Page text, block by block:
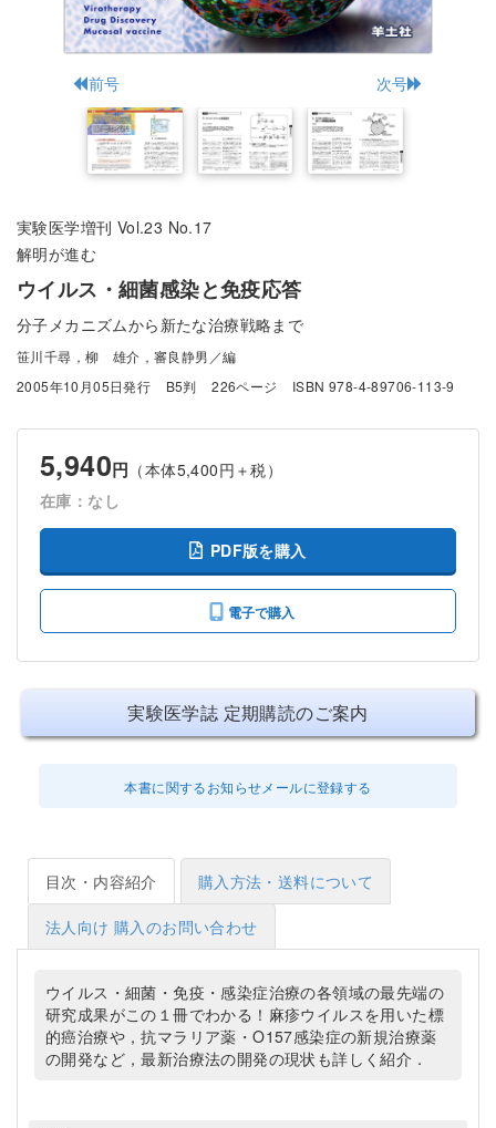
前号 次号
実験医学増刊 Vol.23 No.17
解明が進む
ウイルス・細菌感染と免疫応答
分子メカニズムから新たな治療戦略まで
笹川千尋，柳 雄介，審良静男／編
2005年10月05日発行
B5判 226ページ ISBN 978-4-89706-113-9
5,940円 （本体5,400円＋税）
在庫：なし
PDF版を購入
電子で購入
実験医学誌 定期購読のご案内
本書に関するお知らせメールに登録する
目次・内容紹介 購入方法・送料について
法人向け 購入のお問い合わせ
ウイルス・細菌・免疫・感染症治療の各領域の最先端の
研究成果がこの１冊でわかる！麻疹ウイルスを用いた標
的癌治療や，抗マラリア薬・O157感染症の新規治療薬
の開発など，最新治療法の開発の現状も詳しく紹介．